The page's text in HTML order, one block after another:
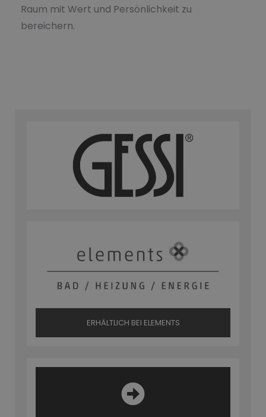
Raum mit Wert und Persönlichkeit zu
bereichern.
ERHÄLTLICH BEI ELEMENTS